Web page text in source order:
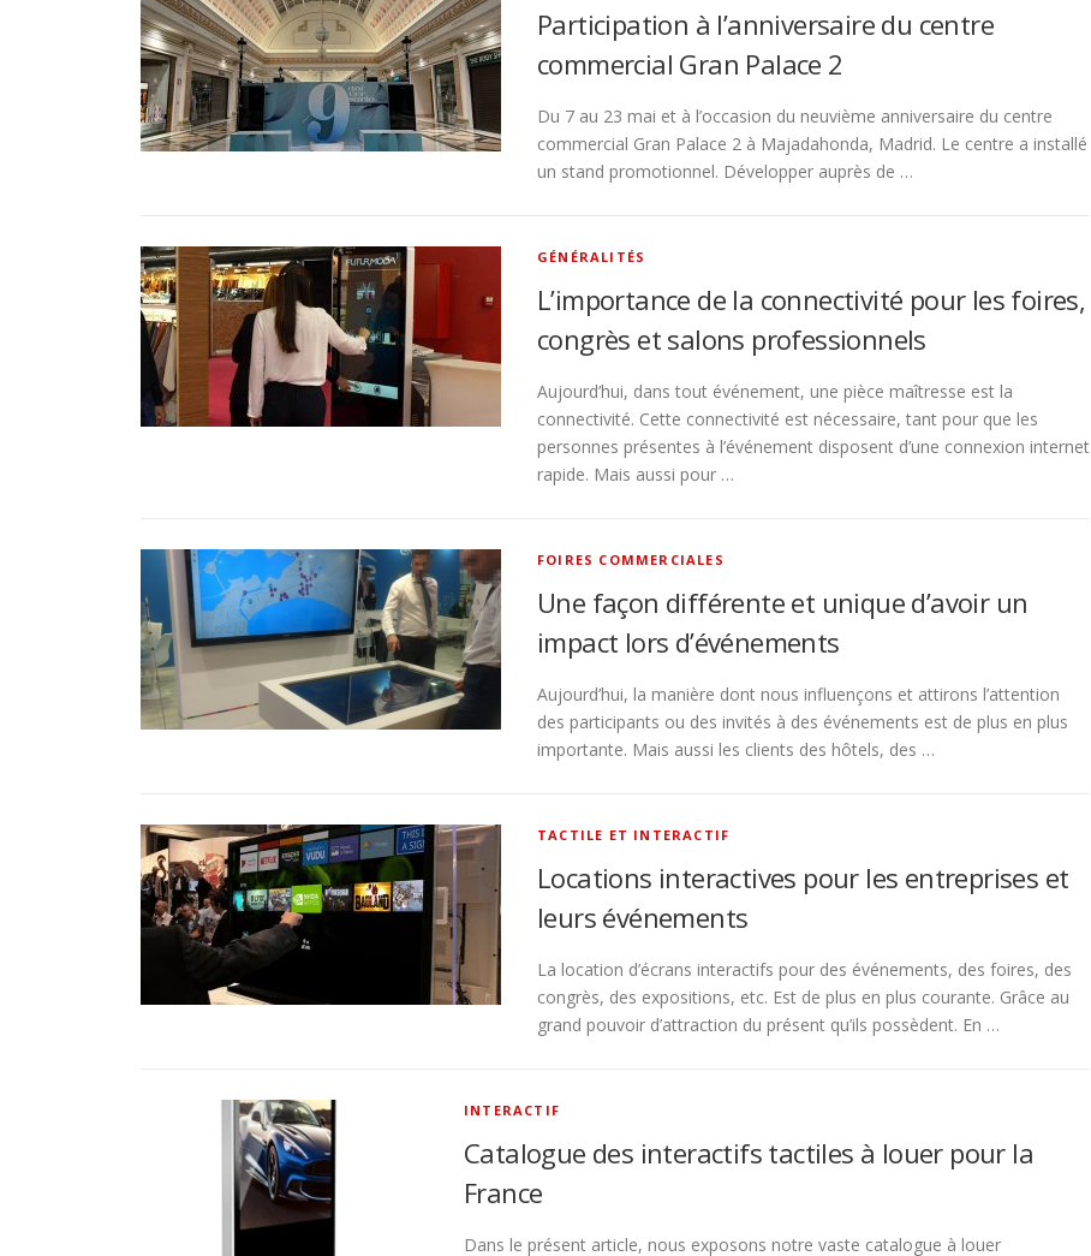
Participation à l’anniversaire du centre
commercial Gran Palace 2
Du 7 au 23 mai et à l’occasion du neuvième anniversaire du centre
commercial Gran Palace 2 à Majadahonda, Madrid. Le centre a installé
un stand promotionnel. Développer auprès de …
GÉNÉRALITÉS
L’importance de la connectivité pour les foires,
congrès et salons professionnels
Aujourd’hui, dans tout événement, une pièce maîtresse est la
connectivité. Cette connectivité est nécessaire, tant pour que les
personnes présentes à l’événement disposent d’une connexion internet
rapide. Mais aussi pour …
FOIRES COMMERCIALES
Une façon différente et unique d’avoir un
impact lors d’événements
Aujourd’hui, la manière dont nous influençons et attirons l’attention
des participants ou des invités à des événements est de plus en plus
importante. Mais aussi les clients des hôtels, des …
TACTILE ET INTERACTIF
Locations interactives pour les entreprises et
leurs événements
La location d’écrans interactifs pour des événements, des foires, des
congrès, des expositions, etc. Est de plus en plus courante. Grâce au
grand pouvoir d’attraction du présent qu’ils possèdent. En …
INTERACTIF
Catalogue des interactifs tactiles à louer pour la
France
Dans le présent article, nous exposons notre vaste catalogue à louer